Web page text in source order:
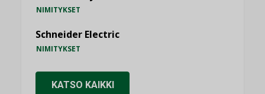
NIMITYKSET
Schneider Electric
NIMITYKSET
KATSO KAIKKI